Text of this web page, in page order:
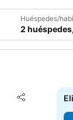
Huéspedes/
2
Compartir
Agregar